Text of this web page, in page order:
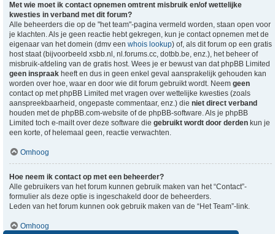
Met wie moet ik contact opnemen omtrent misbruik en/of wettelijke
kwesties in verband met dit forum?
Alle beheerders die op de "het team"-pagina vermeld worden, staan open voor
je klachten. Als je geen reactie hebt gekregen, kun je contact opnemen met de
eigenaar van het domein (dmv een whois lookup) of, als dit forum op een gratis
host staat (bijvoorbeeld xsbb.nl, nl.forums.cc, dotbb.be, enz.), het beheer of
misbruik-afdeling van de gratis host. Wees je er bewust van dat phpBB Limited
geen inspraak heeft en dus in geen enkel geval aansprakelijk gehouden kan
worden over hoe, waar en door wie dit forum gebruikt wordt. Neem geen
contact op met phpBB Limited met vragen over wettelijke kwesties (zoals
aanspreekbaarheid, ongepaste commentaar, enz.) die niet direct verband
houden met de phpBB.com-website of de phpBB-software. Als je phpBB
Limited toch e-mailt over deze software die gebruikt wordt door derden kun je
een korte, of helemaal geen, reactie verwachten.
Omhoog
Hoe neem ik contact op met een beheerder?
Alle gebruikers van het forum kunnen gebruik maken van het “Contact”-
formulier als deze optie is ingeschakeld door de beheerders.
Leden van het forum kunnen ook gebruik maken van de “Het Team”-link.
Omhoog